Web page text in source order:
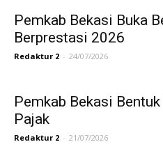
Pemkab Bekasi Buka
Berprestasi 2026
Redaktur 2 - 24/07/2026
Pemkab Bekasi
Pajak
Redaktur 2 - 21/07/2026